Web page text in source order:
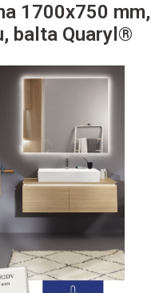
1700x750 mm,
balta Quaryl®